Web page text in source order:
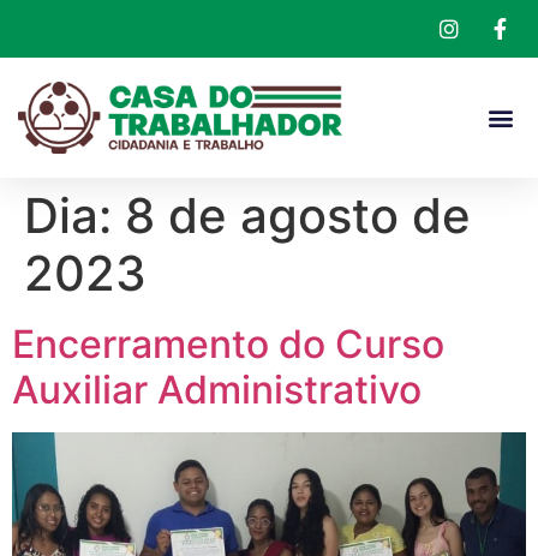
Dia: 8 de agosto de
2023
Encerramento do Curso
Auxiliar Administrativo